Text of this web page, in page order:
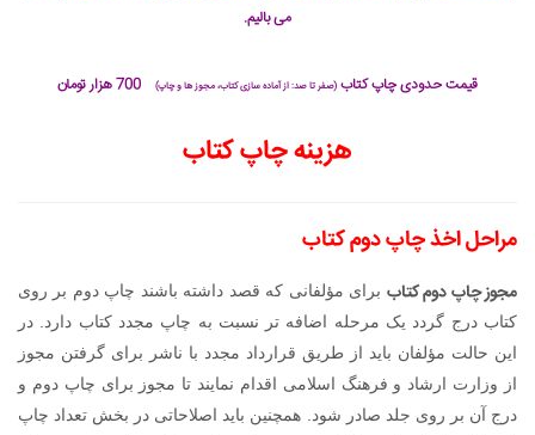
می بالیم.
قیمت حدودی چاپ کتاب (صفر تا صد: از آماده سازی کتاب، مجوز ها و چاپ)
هزینه چاپ کتاب
مراحل اخذ چاپ دوم کتاب
مجوز چاپ دوم کتاب برای مؤلفانی که قصد داشته باشند چاپ دوم بر روی
کتاب درج گردد یک مرحله اضافه تر نسبت به چاپ مجدد کتاب دارد. در
این حالت مؤلفان باید از طریق قرارداد مجدد با ناشر برای گرفتن مجوز
از وزارت ارشاد و فرهنگ اسلامی اقدام نمایند تا مجوز برای چاپ دوم و
درج آن بر روی جلد صادر شود. همچنین باید اصلاحاتی در بخش تعداد چاپ